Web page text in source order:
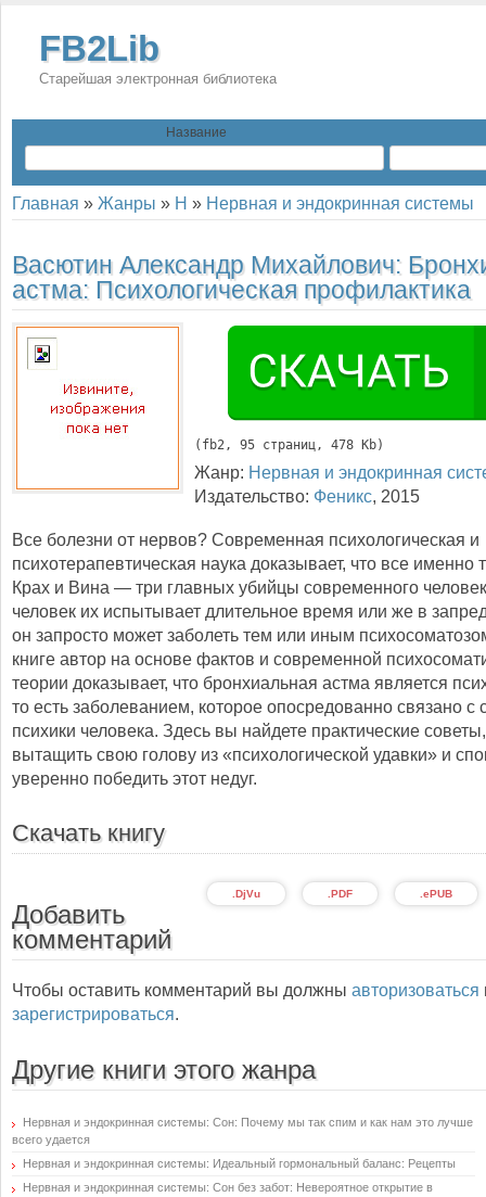
FB2Lib
Старейшая электронная библиотека
Название
Главная » Жанры » Н » Нервная и эндокринная системы
Васютин Александр Михайлович:
астма: Психологическая профилактика
( fb2, 95 страниц, 478 Kb)
Жанр: Нервная и эндокринная
Издательство: Феникс, 2015
Все болезни от нервов? Современная психологическая и
психотерапевтическая наука доказывает, что все именно
Крах и Вина — три главных убийцы современного
человек их испытывает длительное время или же в
он запросто может заболеть тем или иным
книге автор на основе фактов и современной
теории доказывает, что бронхиальная астма является
то есть заболеванием, которое опосредованно связано с
психики человека. Здесь вы найдете практические
вытащить свою голову из «психологической удавки» и
уверенно победить этот недуг.
Скачать книгу
.ePUB
.PDF
.DjVu
Добавить
комментарий
Чтобы оставить комментарий вы должны авторизоваться
зарегистрироваться.
Другие книги этого жанра
Нервная и эндокринная системы: Сон: Почему мы так спим и как нам это лучше
всего удается
Нервная и эндокринная системы: Идеальный гормональный баланс: Рецепты
Нервная и эндокринная системы: Сон без забот: Невероятное открытие в